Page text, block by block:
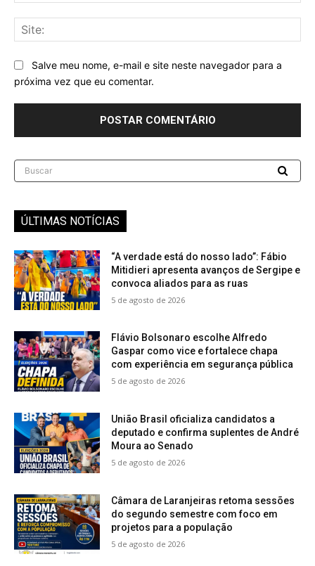
Salve meu nome, e-mail e site neste navegador para a
próxima vez que eu comentar.
Buscar
ÚLTIMAS NOTÍCIAS
“A verdade está do nosso lado”: Fábio
Mitidieri apresenta avanços de Sergipe e
convoca aliados para as ruas
5 de agosto de 2026
Flávio Bolsonaro escolhe Alfredo
Gaspar como vice e fortalece chapa
com experiência em segurança pública
5 de agosto de 2026
União Brasil oficializa candidatos a
deputado e confirma suplentes de André
Moura ao Senado
5 de agosto de 2026
Câmara de Laranjeiras retoma sessões
do segundo semestre com foco em
projetos para a população
5 de agosto de 2026